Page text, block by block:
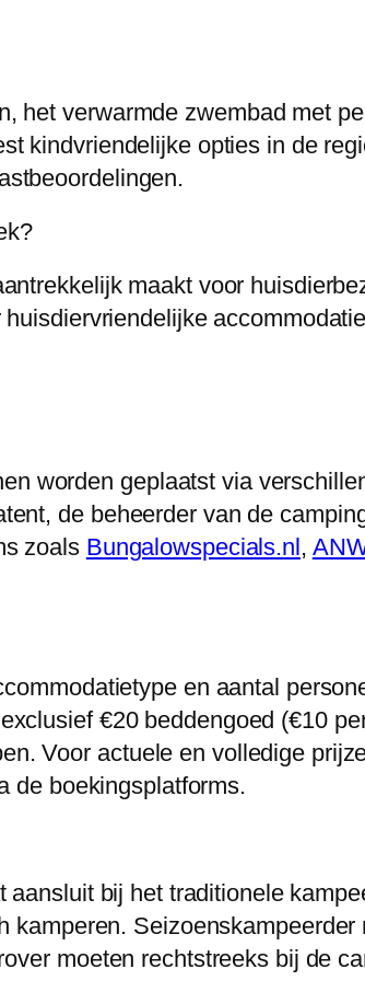
het verwarmde zwembad met
kindvriendelijke opties in de
maakt voor
worden geplaatst via
de beheerder van de
zoals Bungalowspecials.nl,
en aantal
€20 beddengoed (€10
Voor actuele en volledige
de boekingsplatforms.
bij het traditionele
moeten rechtstreeks bij de